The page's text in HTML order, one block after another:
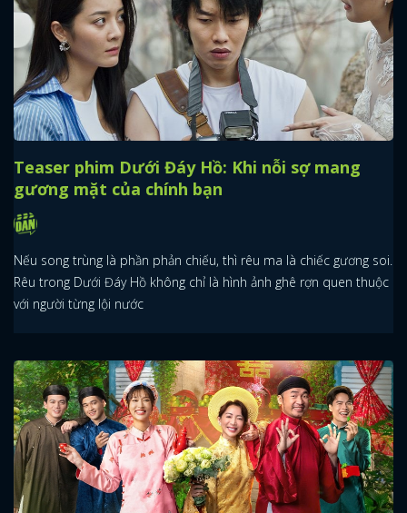
Teaser phim Dưới Đáy Hồ: Khi nỗi sợ mang
gương mặt của chính bạn
Nếu song trùng là phần phản chiếu, thì rêu ma là chiếc gương soi.
Rêu trong Dưới Đáy Hồ không chỉ là hình ảnh ghê rợn quen thuộc
với người từng lội nước